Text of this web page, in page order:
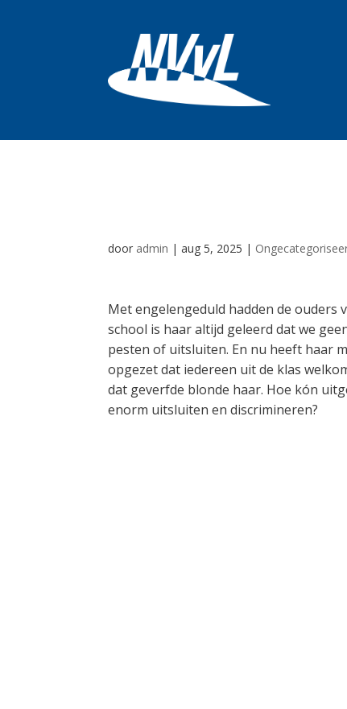
door admin |aug 5, 2025 |
Met engelengeduld hadden de ouders
school is haar altijd geleerd dat we
pesten of uitsluiten. En nu heeft haar
opgezet dat iedereen uit de klas
dat geverfde blonde haar. Hoe kón
enorm uitsluiten en discrimineren?